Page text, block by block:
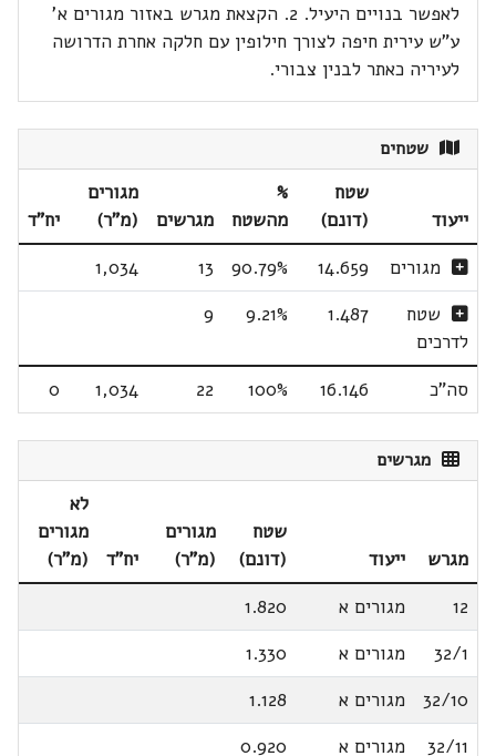
לאפשר בנויים היעיל. 2. הקצאת מגרש באזור מגורים א'
ע"ש עירית חיפה לצורך חילופין עם חלקה אחרת הדרושה
לעיריה כאתר לבנין צבורי.
שטחים
ייעוד
שטח
(דונם)
%
מהשטח
מגרשים
מגורים
(מ"ר)
יח"ד
מגורים
14.659
90.79%
13
1,034
שטח
לדרכים
1.487
9.21%
9
סה"כ 16.146
100%
22
1,034
0
מגרשים
מגרש ייעוד
שטח
(דונם)
מגורים
(מ"ר)
יח"ד
לא
מגורים
(מ"ר)
12
מגורים א
1.820
32/1
מגורים א
1.330
32/10
מגורים א
1.128
32/11
מגורים א 0.920